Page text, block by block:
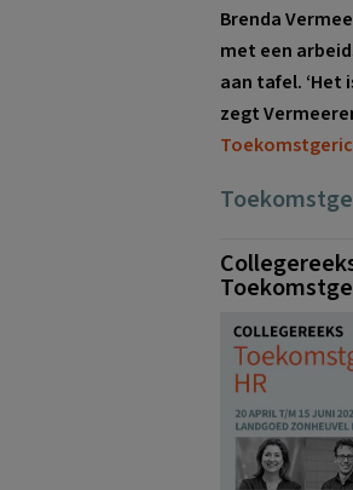
Brenda
met een
aan tafel. ‘Het
zegt